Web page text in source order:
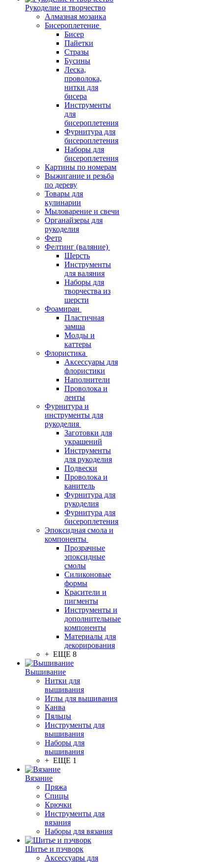
Рукоделие и творчество
Алмазная мозаика
Бисероплетение
Бисер
Пайетки
Стразы
Бусины
Леска,
проволока,
нитки для
бисера
Инструменты
для
бисероплетения
Фурнитура для
бисероплетения
Наборы для
бисероплетения
Картины по номерам
Выжигание и резьба
по дереву
Товары для
кулинарии
Мыловарение и свечи
Органайзеры для
рукоделия
Фетр
Фелтинг (валяние)
Шерсть
Инструменты
для валяния
Наборы для
творчества из
шерсти
Фоамиран
Пластичная
замша
Молды и
каттеры
Флористика
Аксессуары для
флористики
Наполнители
Проволока и
ленты
Фурнитура и
инструменты для
рукоделия
Заготовки для
украшений
Инструменты
для рукоделия
Подвески
Проволока и
канитель
Фурнитура для
рукоделия
Фурнитура для
бисероплетения
Эпоксидная смола и
компоненты
Прозрачные
эпоксидные
смолы
Силиконовые
формы
Красители и
пигменты
Инструменты и
дополнительные
компоненты
Материалы для
декорирования
+ ЕЩЕ 8
Вышивание
Нитки для
вышивания
Иглы для вышивания
Канва
Пяльцы
Инструменты для
вышивания
Наборы для
вышивания
+ ЕЩЕ 1
Вязание
Пряжа
Спицы
Крючки
Инструменты для
вязания
Наборы для вязания
Шитье и пэчворк
Аксессуары для